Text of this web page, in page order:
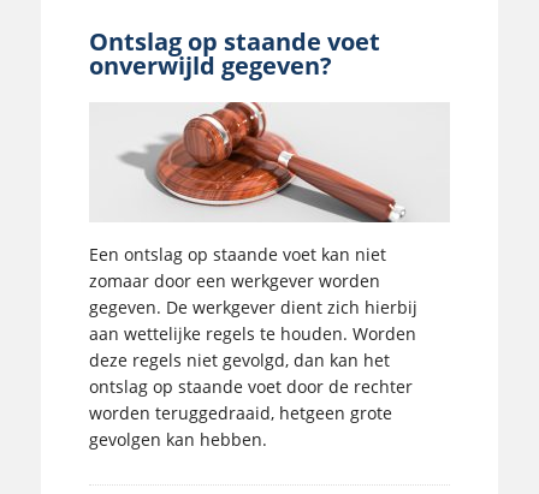
Ontslag op staande voet
onverwijld gegeven?
Een ontslag op staande voet kan niet
zomaar door een werkgever worden
gegeven. De werkgever dient zich hierbij
aan wettelijke regels te houden. Worden
deze regels niet gevolgd, dan kan het
ontslag op staande voet door de rechter
worden teruggedraaid, hetgeen grote
gevolgen kan hebben.